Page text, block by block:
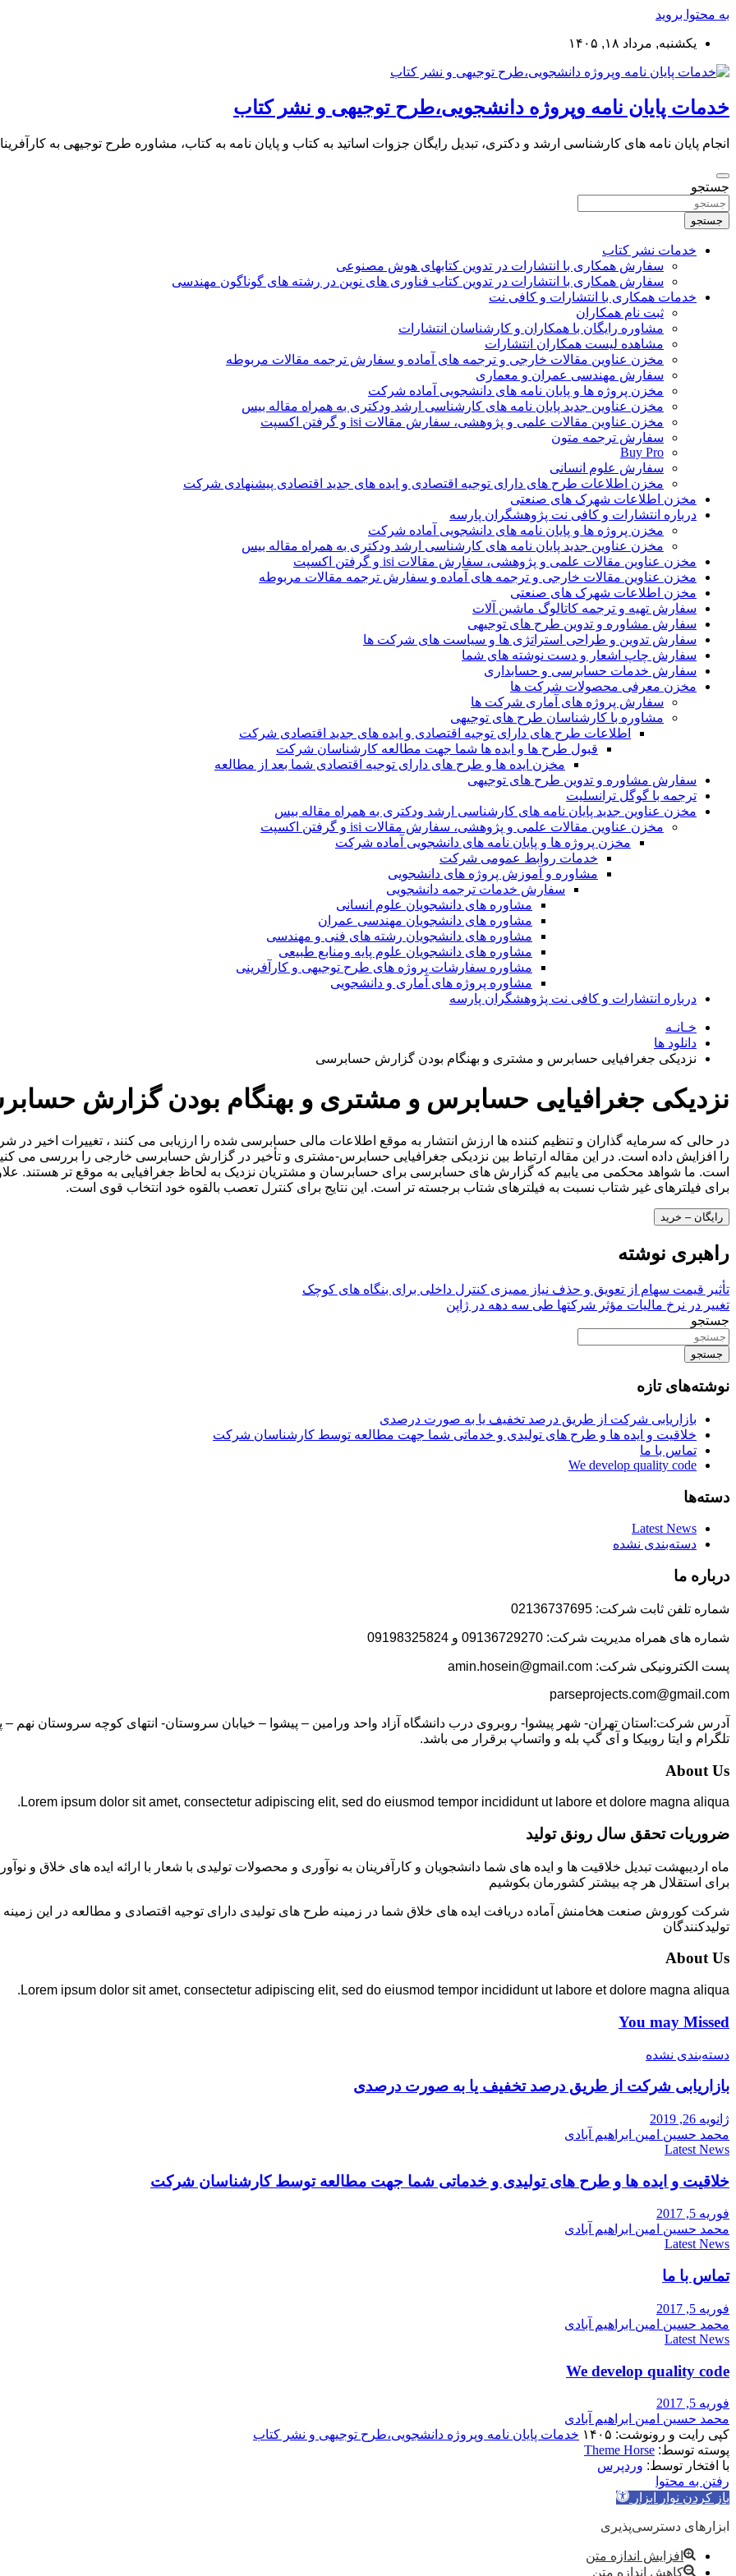
به محتوا بروید
یکشنبه, مرداد ۱۸, ۱۴۰۵
خدمات پایان نامه وپروژه دانشجویی،طرح توجیهی و نشر کتاب
انجام پایان نامه های کارشناسی ارشد و دکتری، تبدیل رایگان جزوات اساتید به کتاب و پایان نامه به کتاب، مشاوره طرح توجیهی به
جستجو
جستجو
خدمات نشر کتاب
سفارش همکاری با انتشارات در تدوین کتابهای هوش مصنوعی
سفارش همکاری با انتشارات در تدوین کتاب فناوری های نوین در رشته های گوناگون مهندسی
خدمات همکاری با انتشارات و کافی نت
ثبت نام همکاران
مشاوره رایگان با همکاران و کارشناسان انتشارات
مشاهده لیست همکاران انتشارات
مخزن عناوین مقالات خارجی و ترجمه های آماده و سفارش ترجمه مقالات مربوطه
سفارش مهندسی عمران و معماری
مخزن پروژه ها و پایان نامه های دانشجویی آماده شرکت
مخزن عناوین جدید پایان نامه های کارشناسی ارشد ودکتری به همراه مقاله بیس
مخزن عناوین مقالات علمی و پژوهشی، سفارش مقالات isi و گرفتن اکسپت
سفارش ترجمه متون
Buy Pro
سفارش علوم انسانی
مخزن اطلاعات طرح های دارای توجیه اقتصادی و ایده های جدید اقتصادی پیشنهادی شرکت
مخزن اطلاعات شهرک های صنعتی
درباره انتشارات و کافی نت پژوهشگران پارسه
مخزن پروژه ها و پایان نامه های دانشجویی آماده شرکت
مخزن عناوین جدید پایان نامه های کارشناسی ارشد ودکتری به همراه مقاله بیس
مخزن عناوین مقالات علمی و پژوهشی، سفارش مقالات isi و گرفتن اکسپت
مخزن عناوین مقالات خارجی و ترجمه های آماده و سفارش ترجمه مقالات مربوطه
مخزن اطلاعات شهرک های صنعتی
سفارش تهیه و ترجمه کاتالوگ ماشین آلات
سفارش مشاوره و تدوین طرح های توجیهی
سفارش تدوین و طراحی استراتژی ها و سیاست های شرکت ها
سفارش چاپ اشعار و دست نوشته های شما
سفارش خدمات حسابرسی و حسابداری
مخزن معرفی محصولات شرکت ها
سفارش پروژه های آماری شرکت ها
مشاوره با کارشناسان طرح های توجیهی
اطلاعات طرح های دارای توجیه اقتصادی و ایده های جدید اقتصادی شرکت
قبول طرح ها و ایده ها شما جهت مطالعه کارشناسان شرکت
مخزن ایده ها و طرح های دارای توجیه اقتصادی شما بعد از مطالعه
سفارش مشاوره و تدوین طرح های توجیهی
ترجمه با گوگل ترانسلیت
مخزن عناوین جدید پایان نامه های کارشناسی ارشد ودکتری به همراه مقاله بیس
مخزن عناوین مقالات علمی و پژوهشی، سفارش مقالات isi و گرفتن اکسپت
مخزن پروژه ها و پایان نامه های دانشجویی آماده شرکت
خدمات روابط عمومی شرکت
مشاوره و آموزش پروژه های دانشجویی
سفارش خدمات ترجمه دانشجویی
مشاوره های دانشجویان علوم انسانی
مشاوره های دانشجویان مهندسی عمران
مشاوره های دانشجویان رشته های فنی و مهندسی
مشاوره های دانشجویان علوم پایه ومنابع طبیعی
مشاوره سفارشات پروژه های طرح توجیهی و کارآفرینی
مشاوره پروژه های آماری و دانشجویی
درباره انتشارات و کافی نت پژوهشگران پارسه
خـانـه
دانلود ها
نزدیکی جغرافیایی حسابرس و مشتری و بهنگام بودن گزارش حسابرسی
نزدیکی جغرافیایی حسابرس و مشتری و بهنگام بودن گزارش
در حالی که سرمایه گذاران و تنظیم کننده ها ارزش انتشار به موقع اطلاعات مالی حسابرسی شده را ارزیابی می کنند ، تغییرات اخیر
را افزایش داده است. در این مقاله ارتباط بین نزدیکی جغرافیایی حسابرس-مشتری و تأخیر در گزارش حسابرسی خارجی را بررسی می
است. ما شواهد محکمی می یابیم که گزارش های حسابرسی برای حسابرسان و مشتریان نزدیک به لحاظ جغرافیایی به موقع تر هستند.
برای فیلترهای غیر شتاب نسبت به فیلترهای شتاب برجسته تر است. این نتایج برای کنترل تعصب بالقوه خود انتخاب قوی است.
رایگان – خرید
راهبری نوشته
تأثیر قیمت سهام از تعویق و حذف نیاز ممیزی کنترل داخلی برای بنگاه های کوچک
تغییر در نرخ مالیات مؤثر شرکتها طی سه دهه در ژاپن
جستجو
جستجو
نوشته‌های تازه
بازاریابی شرکت از طریق درصد تخفیف یا به صورت درصدی
خلاقیت و ایده ها و طرح های تولیدی و خدماتی شما جهت مطالعه توسط کارشناسان شرکت
تماس با ما
We develop quality code
دسته‌ها
Latest News
دسته‌بندی نشده
درباره ما
شماره تلفن ثابت شرکت: 02136737695
شماره های همراه مدیریت شرکت: 09136729270 و 09198325824
پست الکترونیکی شرکت: amin.hosein@gmail.com
parseprojects.com@gmail.com
تلگرام و ایتا روبیکا و آی گپ بله و واتساپ برقرار می باشد.
About Us
Lorem ipsum dolor sit amet, consectetur adipiscing elit, sed do eiusmod tempor incididunt ut labore et dolore magna aliqua.
ضروریات تحقق سال رونق تولید
ماه اردیبهشت تبدیل خلاقیت ها و ایده های شما دانشجویان و کارآفرینان به نوآوری و محصولات تولیدی با شعار با ارائه ایده های خلاق
برای استقلال هر چه بیشتر کشورمان بکوشیم
شرکت کوروش صنعت هخامنش آماده دریافت ایده های خلاق شما در زمینه طرح های تولیدی دارای توجیه اقتصادی و مطالعه در این
تولیدکنندگان
About Us
Lorem ipsum dolor sit amet, consectetur adipiscing elit, sed do eiusmod tempor incididunt ut labore et dolore magna aliqua.
You may Missed
دسته‌بندی نشده
بازاریابی شرکت از طریق درصد تخفیف یا به صورت درصدی
ژانویه 26, 2019
محمد حسین امین ابراهیم آبادی
Latest News
خلاقیت و ایده ها و طرح های تولیدی و خدماتی شما جهت مطالعه توسط کارشناسان شرکت
فوریه 5, 2017
محمد حسین امین ابراهیم آبادی
Latest News
تماس با ما
فوریه 5, 2017
محمد حسین امین ابراهیم آبادی
Latest News
We develop quality code
فوریه 5, 2017
محمد حسین امین ابراهیم آبادی
کپی رایت و رونوشت: ۱۴۰۵
خدمات پایان نامه وپروژه دانشجویی،طرح توجیهی و نشر کتاب
پوسته توسط: Theme Horse
با افتخار توسط: وردپرس
رفتن به محتوا
باز کردن نوار ابزار
ابزارهای دسترسی‌پذیری
افزایش اندازه متن
کاهش اندازه متن